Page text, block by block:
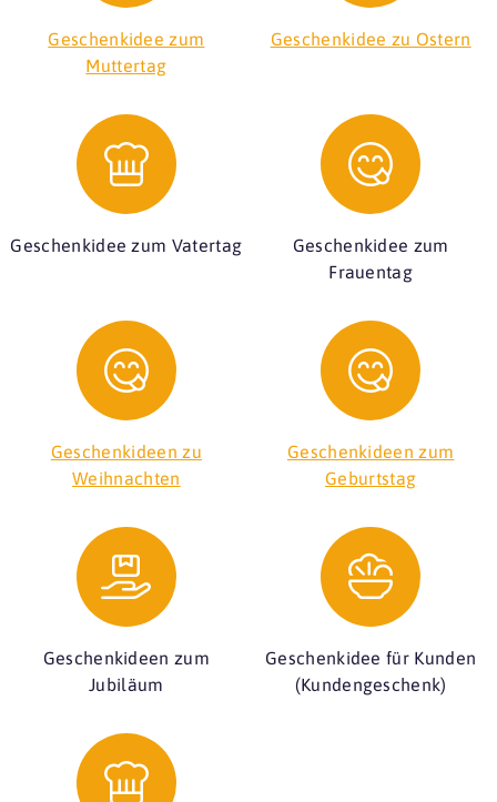
Geschenkidee zum
Muttertag
Geschenkidee zu Ostern
Geschenkidee zum Vatertag
Geschenkidee zum
Frauentag
Geschenkideen zu
Weihnachten
Geschenkideen zum
Geburtstag
Geschenkideen zum
Jubiläum
Geschenkidee für Kunden
(Kundengeschenk)